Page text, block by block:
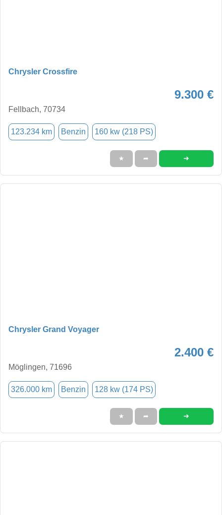
Chrysler Crossfire
9.300 €
Fellbach, 70734
123.234 km Benzin 160 kw (218 PS)
★ ➦ ➜
Chrysler Grand Voyager
2.400 €
Möglingen, 71696
326.000 km Benzin 128 kw (174 PS)
★ ➦ ➜